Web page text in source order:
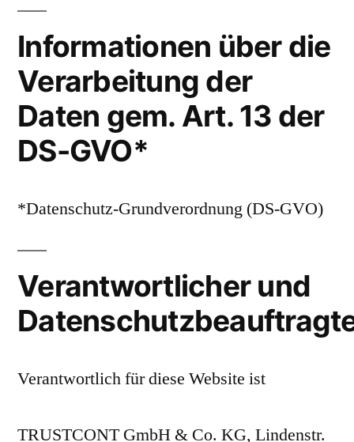
Informationen über die
Verarbeitung der
Daten gem. Art. 13 der
DS-GVO*
*Datenschutz-Grundverordnung (DS-GVO)
Verantwortlicher und
Verantwortlich für diese Website ist
TRUSTCONT GmbH & Co. KG, Lindenstr.